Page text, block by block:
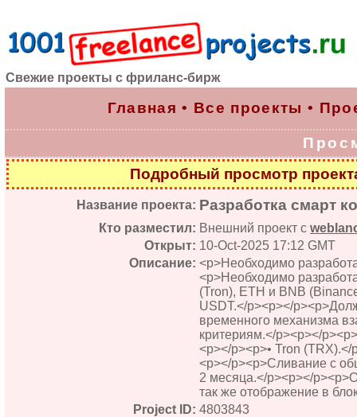
Свежие проекты с фриланс-бирж
Главная • Все проекты •
Подробный просмотр
Название проекта: Разработка смарт
Кто разместил: Внешний проект с
Открыт: 10-Oct-2025 17:12 GMT
Описание: <p>Необходимо
<p>Необходимо
(Tron), ETH и BNB
USDT.</p><p></
временного механизма
критериям.</p><p></
<p></p><p>• Tron
<p></p><p>Сливание с
2 месяца.</p><p></
так же отображение в
Project ID: 4803843